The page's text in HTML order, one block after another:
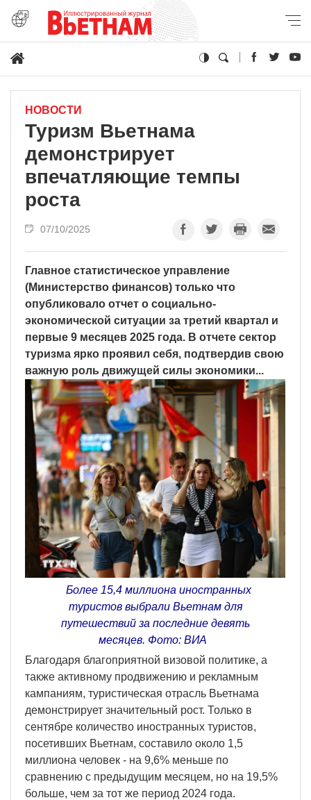
НОВОСТИ
Туризм Вьетнама
демонстрирует
впечатляющие темпы
роста
07/10/2025
Главное статистическое управление
(Министерство финансов) только что
опубликовало отчет о социально-
экономической ситуации за третий квартал и
первые 9 месяцев 2025 года. В отчете сектор
туризма ярко проявил себя, подтвердив свою
важную роль движущей силы экономики...
Более 15,4 миллиона иностранных
туристов выбрали Вьетнам для
путешествий за последние девять
месяцев. Фото: ВИА
Благодаря благоприятной визовой политике, а
также активному продвижению и рекламным
кампаниям, туристическая отрасль Вьетнама
демонстрирует значительный рост. Только в
сентябре количество иностранных туристов,
посетивших Вьетнам, составило около 1,5
миллиона человек - на 9,6% меньше по
сравнению с предыдущим месяцем, но на 19,5%
больше, чем за тот же период 2024 года.